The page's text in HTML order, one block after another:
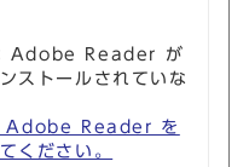
Adobe Reader が
ストールされていな
Adobe Reader を
ください。